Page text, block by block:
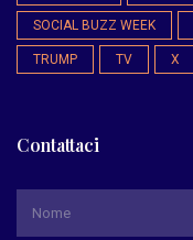
SOCIAL BUZZ WEEK
TRUMP TV X
Contattaci